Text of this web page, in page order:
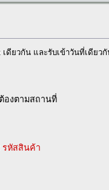
ดียวกัน และรับเข้าวันที่เดียว
องตามสถานที่
รหัสสินค้า